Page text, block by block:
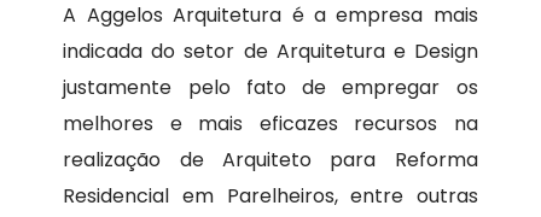
A Aggelos Arquitetura é a empresa mais
indicada do setor de Arquitetura e Design
justamente pelo fato de empregar os
melhores e mais eficazes recursos na
realização de Arquiteto para Reforma
Residencial em Parelheiros, entre outras